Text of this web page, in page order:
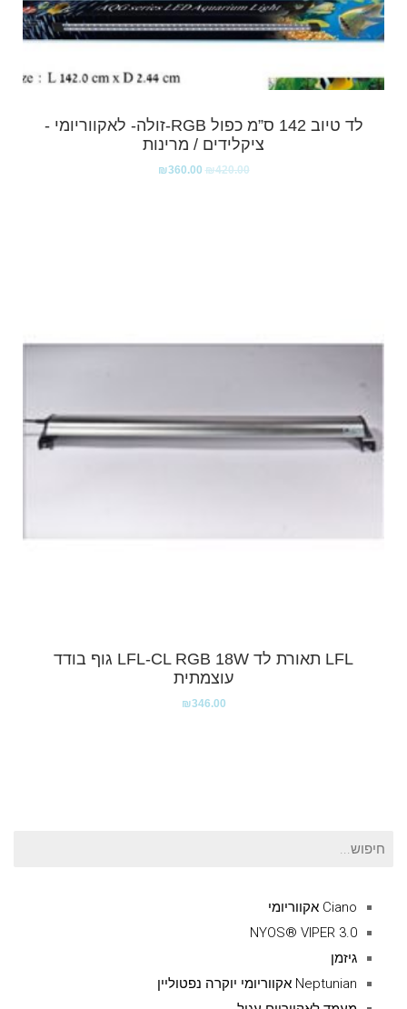
לד טיוב 142 ס”מ כפול RGB-זולה- לאקווריומי -
ציקלידים / מרינות
₪420.00
₪360.00
LFL תאורת לד LFL-CL RGB 18W גוף בודד
עוצמתית
₪346.00
חיפוש
Ciano אקווריומי
NYOS® VIPER 3.0
גיזמן
Neptunian אקווריומי יוקרה נפטוליין